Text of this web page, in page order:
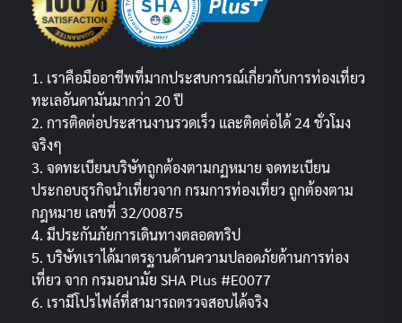
1. เราคือมืออาชีพที่มากประสบการณ์เกี่ยวกับการท่องเที่ยว
ทะเลอันดามันมากว่า 20 ปี
2. การติดต่อประสานงานรวดเร็ว และติดต่อได้ 24 ชั่วโมง
จริงๆ
3. จดทะเบียนบริษัทถูกต้องตามกฏหมาย จดทะเบียน
ประกอบธุรกิจนำเที่ยวจาก กรมการท่องเที่ยว ถูกต้องตาม
กฎหมาย เลขที่ 32/00875
4. มีประกันภัยการเดินทางตลอดทริป
5. บริษัทเราได้มาตรฐานด้านความปลอดภัยด้านการท่อง
เที่ยว จาก กรมอนามัย SHA Plus #E0077
6. เรามีโปรไฟล์ที่สามารถตรวจสอบได้จริง